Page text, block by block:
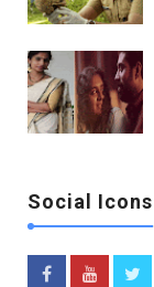
Social Icons